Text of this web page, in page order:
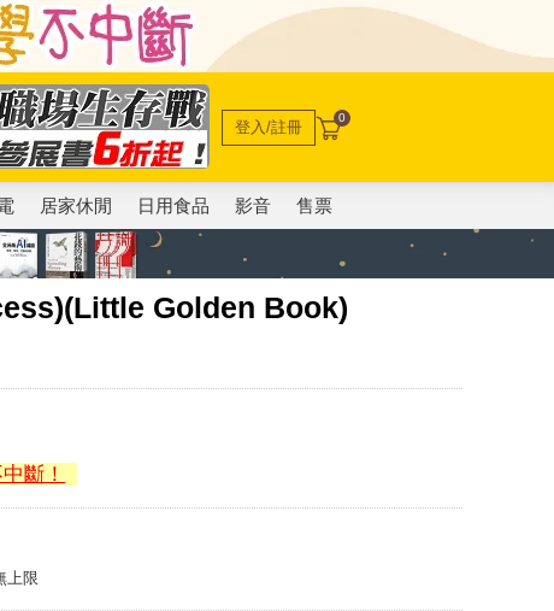
登入/註冊 0
居家休閒 日用食品 影音 售票
Golden Book)
斷！
上限